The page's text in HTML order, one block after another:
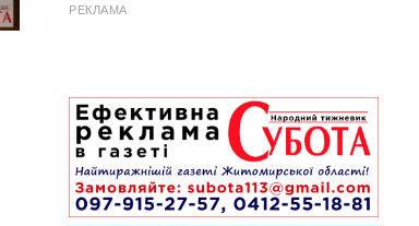
РЕКЛАМА